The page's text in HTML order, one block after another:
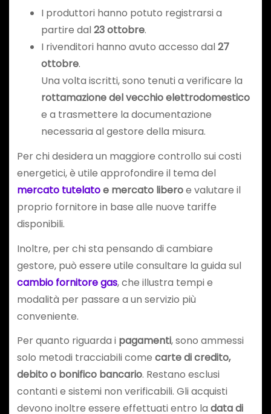
I produttori hanno potuto registrarsi a
partire dal23 ottobre.
I rivenditori hanno avuto accesso dal27
ottobre.
Una volta iscritti, sono tenuti a verificare la
rottamazione del vecchio elettrodomestico
e a trasmettere la documentazione
necessaria al gestore della misura.
Per chi desidera un maggiore controllo sui costi
energetici, è utile approfondire il tema del
mercato tutelatoe mercato liberoe valutare il
proprio fornitore in base alle nuove tariffe
disponibili.
Inoltre, per chi sta pensando di cambiare
gestore, può essere utile consultare la guida sul
cambio fornitore gas, che illustra tempi e
modalità per passare a un servizio più
conveniente.
Per quanto riguarda i pagamenti, sono ammessi
solo metodi tracciabili come carte di credito,
debito o bonifico bancario. Restano esclusi
contanti e sistemi non verificabili. Gli acquisti
devono inoltre essere effettuati entro la data di